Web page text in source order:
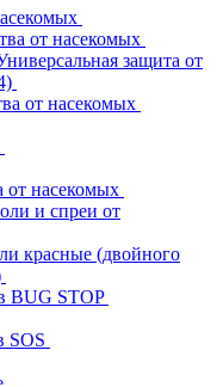
от насекомых
защита от
от насекомых
насекомых
и спреи от
красные (двойного
BUG STOP
SOS